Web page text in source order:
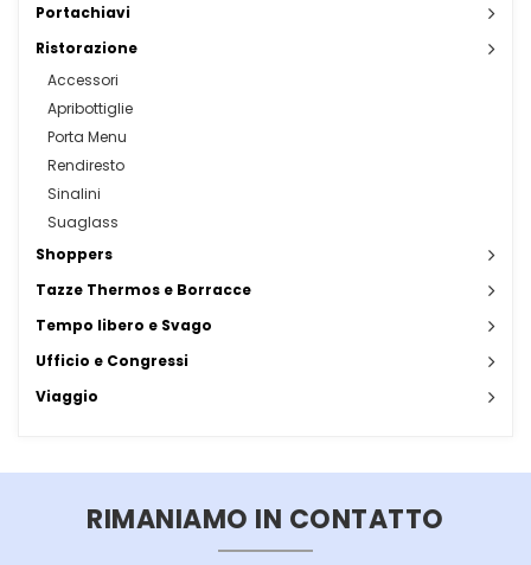
Portachiavi
Ristorazione
Accessori
Apribottiglie
Porta Menu
Rendiresto
Sinalini
Suaglass
Shoppers
Tazze Thermos e Borracce
Tempo libero e Svago
Ufficio e Congressi
Viaggio
RIMANIAMO IN CONTATTO